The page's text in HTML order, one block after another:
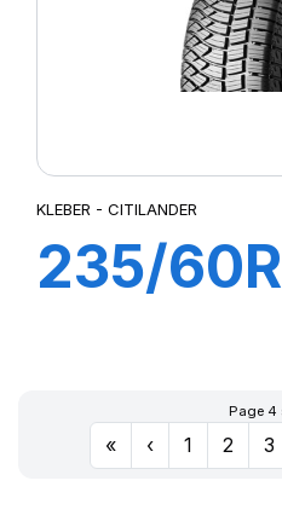
KLEBER - CITILANDER
235/
Page 4
« ‹ 1 2 3